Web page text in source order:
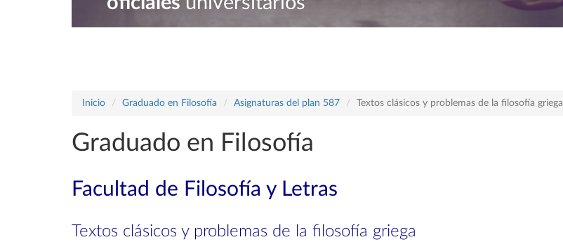
Inicio Graduado en Filosofía Asignaturas del plan 587 Textos clásicos y problemas de la filosofía griega
Graduado en Filosofía
Facultad de Filosofía y Letras
Textos clásicos y problemas de la filosofía griega